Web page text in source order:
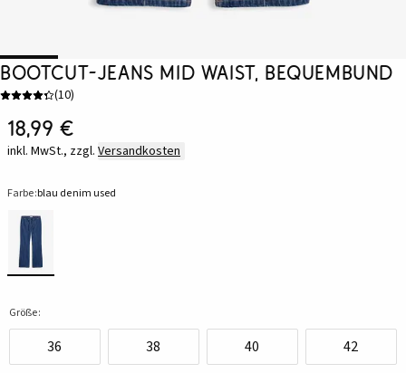
Bootcut-Jeans Mid Waist, Bequembund
(10)
18,99 €
inkl. MwSt., zzgl. Versandkosten
Farbe:blau denim used
Größe:
36 38 40 42